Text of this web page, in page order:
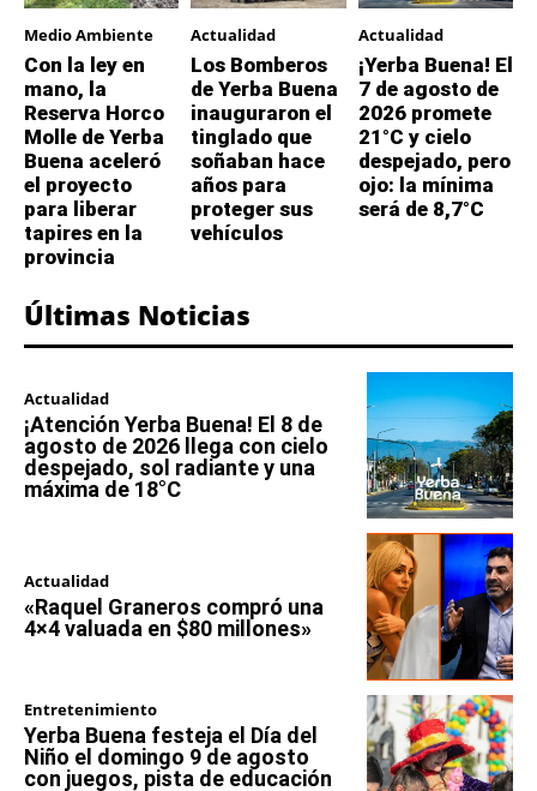
Medio Ambiente
Con la ley en
mano, la
Reserva Horco
Molle de Yerba
Buena aceleró
el proyecto
para liberar
tapires en la
provincia
Actualidad
Los Bomberos
de Yerba Buena
inauguraron el
tinglado que
soñaban hace
años para
proteger sus
vehículos
Actualidad
¡Yerba Buena! El
7 de agosto de
2026 promete
21°C y cielo
despejado, pero
ojo: la mínima
será de 8,7°C
Últimas Noticias
Actualidad
¡Atención Yerba Buena! El 8 de
agosto de 2026 llega con cielo
despejado, sol radiante y una
máxima de 18°C
Actualidad
«Raquel Graneros compró una
4×4 valuada en $80 millones»
Entretenimiento
Yerba Buena festeja el Día del
Niño el domingo 9 de agosto
con juegos, pista de educación